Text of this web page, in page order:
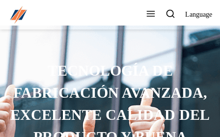
Language